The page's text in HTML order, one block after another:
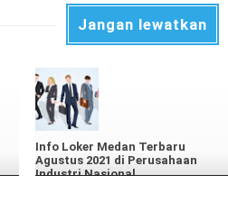
Jangan lewatkan
Info Loker Medan Terbaru
Agustus 2021 di Perusahaan
Industri Nasional